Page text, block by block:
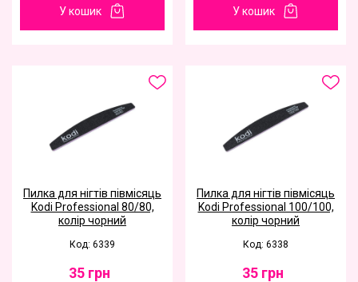
У кошик У кошик
Пилка для нігтів півмісяць
Kodi Professional 80/80,
колір чорний
Код: 6339
35 грн
Пилка для нігтів півмісяць
Kodi Professional 100/100,
колір чорний
Код: 6338
35 грн